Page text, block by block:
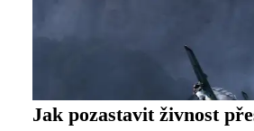
Jak pozastavit živnost